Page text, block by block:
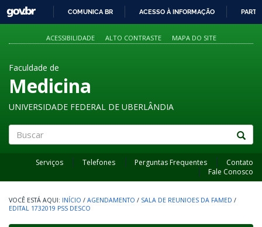
PARA
O
GOVBR
COMUNICA BR ACESSO À INFORMAÇÃO
ACESSIBILIDADE ALTO CONTRASTE MAPA DO SITE
Faculdade de
Medicina
UNIVERSIDADE FEDERAL DE UBERLÂNDIA
Serviços Telefones Perguntas Frequentes
Contato
Fale Conosco
INÍCIO / AGENDAMENTO / SALA DE REUNIOES DA FAMED /
EDITAL 1732019 PSS DESCO